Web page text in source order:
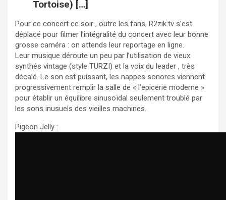
Tortoise) […]
Pour ce concert ce soir , outre les fans, R2zik.tv s’est
déplacé pour filmer l’intégralité du concert avec leur bonne
grosse caméra : on attends leur reportage en ligne.
Leur musique déroute un peu par l’utilisation de vieux
synthés vintage (style TURZI) et la voix du leader , très
décalé. Le son est puissant, les nappes sonores viennent
progressivement remplir la salle de « l’epicerie moderne »
pour établir un équilibre sinusoïdal seulement troublé par
les sons inusuels des vieilles machines.
Pigeon Jelly :